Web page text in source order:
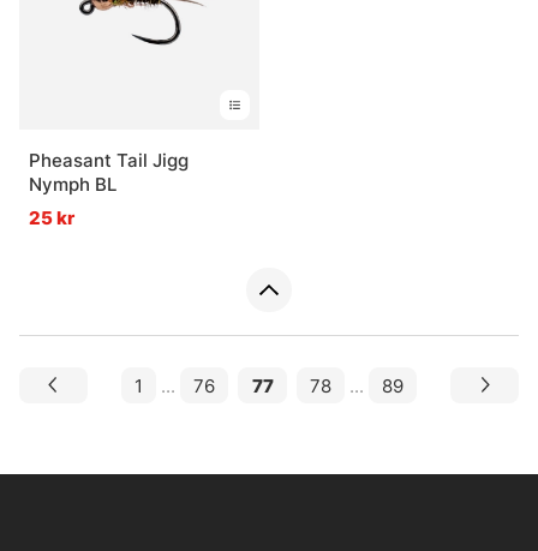
Pheasant Tail Jigg
Nymph BL
25 kr
1 ... 76 77 78 ... 89